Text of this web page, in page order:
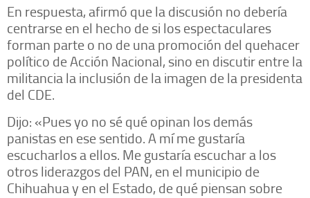
En respuesta, afirmó que la discusión no debería
centrarse en el hecho de si los espectaculares
forman parte o no de una promoción del quehacer
político de Acción Nacional, sino en discutir entre la
militancia la inclusión de la imagen de la presidenta
del CDE.
Dijo: «Pues yo no sé qué opinan los demás
panistas en ese sentido. A mí me gustaría
escucharlos a ellos. Me gustaría escuchar a los
otros liderazgos del PAN, en el municipio de
Chihuahua y en el Estado, de qué piensan sobre